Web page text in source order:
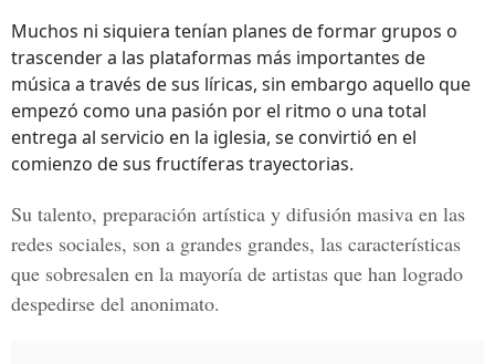
Muchos ni siquiera tenían planes de formar grupos o
trascender a las plataformas más importantes de
música a través de sus líricas, sin embargo aquello que
empezó como una pasión por el ritmo o una total
entrega al servicio en la iglesia, se convirtió en el
comienzo de sus fructíferas trayectorias.
Su talento, preparación artística y difusión masiva en las
redes sociales, son a grandes grandes, las características
que sobresalen en la mayoría de artistas que han logrado
despedirse del anonimato.